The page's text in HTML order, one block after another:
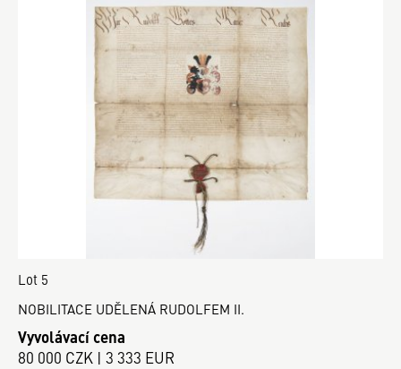
Lot 5
NOBILITACE UDĚLENÁ RUDOLFEM II.
Vyvolávací cena
80 000 CZK | 3 333 EUR